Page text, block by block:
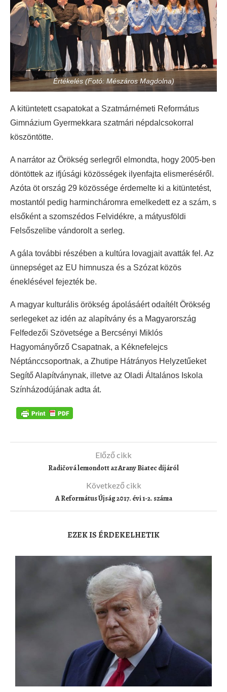
Értékelés (Fotó: Mészáros Magdolna)
A kitüntetett csapatokat a Szatmárnémeti Református
Gimnázium Gyermekkara szatmári népdalcsokorral
köszöntötte.
A narrátor az Örökség serlegről elmondta, hogy 2005-ben
döntöttek az ifjúsági közösségek ilyenfajta elismeréséről.
Azóta öt ország 29 közössége érdemelte ki a kitüntetést,
mostantól pedig harmincháromra emelkedett ez a szám, s
elsőként a szomszédos Felvidékre, a mátyusföldi
Felsőszelibe vándorolt a serleg.
A gála további részében a kultúra lovagjait avatták fel. Az
ünnepséget az EU himnusza és a Szózat közös
éneklésével fejezték be.
A magyar kulturális örökség ápolásáért odaítélt Örökség
serlegeket az idén az alapítvány és a Magyarország
Felfedezői Szövetsége a Bercsényi Miklós
Hagyományőrző Csapatnak, a Kéknefelejcs
Néptánccsoportnak, a Zhutipe Hátrányos Helyzetűeket
Segítő Alapítványnak, illetve az Oladi Általános Iskola
Színházodújának adta át.
Előző cikk
Radičová lemondott az Arany Biatec díjáról
Következő cikk
A Református Újság 2017. évi 1-2. száma
EZEK IS ÉRDEKELHETIK